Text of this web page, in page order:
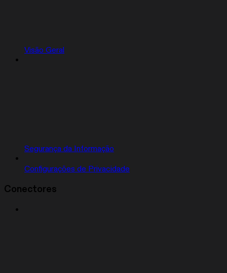
Visão Geral
Segurança da Informação
Configurações de Privacidade
Conectores